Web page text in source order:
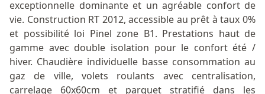
exceptionnelle dominante et un agréable confort de
vie. Construction RT 2012, accessible au prêt à taux 0%
et possibilité loi Pinel zone B1. Prestations haut de
gamme avec double isolation pour le confort été /
hiver. Chaudière individuelle basse consommation au
gaz de ville, volets roulants avec centralisation,
carrelage 60x60cm et parquet stratifié dans les